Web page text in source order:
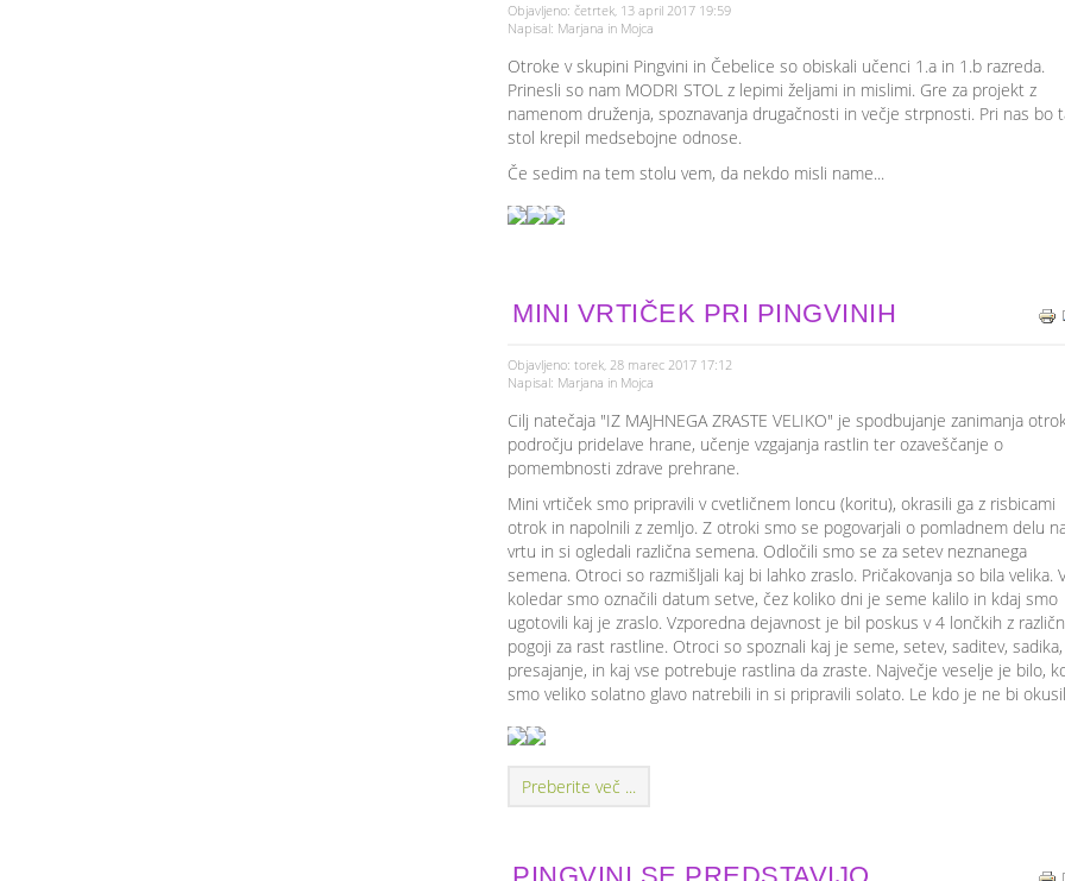
Objavljeno: četrtek, 13 april 2017 19:59
Napisal: Marjana in Mojca
Otroke v skupini Pingvini in Čebelice so obiskali učenci 1.a in 1.b razreda.
Prinesli so nam MODRI STOL z lepimi željami in mislimi. Gre za projekt z
namenom druženja, spoznavanja drugačnosti in večje strpnosti. Pri nas bo
stol krepil medsebojne odnose.
Če sedim na tem stolu vem, da nekdo misli name...
MINI VRTIČEK PRI PINGVINIH
Objavljeno: torek, 28 marec 2017 17:12
Napisal: Marjana in Mojca
Cilj natečaja "IZ MAJHNEGA ZRASTE VELIKO" je spodbujanje zanimanja
področju pridelave hrane, učenje vzgajanja rastlin ter ozaveščanje o
pomembnosti zdrave prehrane.
Mini vrtiček smo pripravili v cvetličnem loncu (koritu), okrasili ga z risbicami
otrok in napolnili z zemljo. Z otroki smo se pogovarjali o pomladnem delu
vrtu in si ogledali različna semena. Odločili smo se za setev neznanega
semena. Otroci so razmišljali kaj bi lahko zraslo. Pričakovanja so bila velika.
koledar smo označili datum setve, čez koliko dni je seme kalilo in kdaj smo
ugotovili kaj je zraslo. Vzporedna dejavnost je bil poskus v 4 lončkih z
pogoji za rast rastline. Otroci so spoznali kaj je seme, setev, saditev, sadika,
presajanje, in kaj vse potrebuje rastlina da zraste. Največje veselje je bilo,
smo veliko solatno glavo natrebili in si pripravili solato. Le kdo je ne bi
Preberite več ...